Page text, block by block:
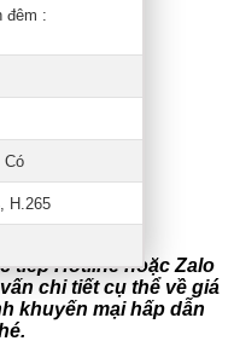
đêm :
Có
H.265
tiếp Hotline hoặc Zalo
chi tiết cụ thể về giá
khuyến mại hấp dẫn